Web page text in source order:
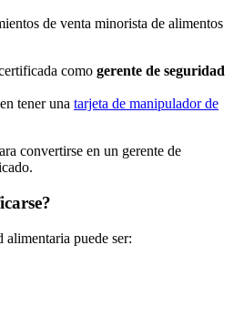
de venta minorista de alimentos
como gerente de seguridad
tener una tarjeta de manipulador de
convertirse en un gerente de
alimentaria puede ser: